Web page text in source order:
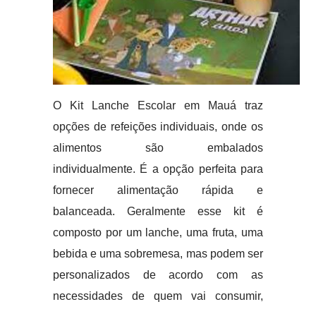
O Kit Lanche Escolar em Mauá traz
opções de refeições individuais, onde os
alimentos são embalados
individualmente. É a opção perfeita para
fornecer alimentação rápida e
balanceada. Geralmente esse kit é
composto por um lanche, uma fruta, uma
bebida e uma sobremesa, mas podem ser
personalizados de acordo com as
necessidades de quem vai consumir,